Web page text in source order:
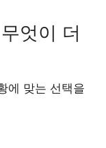
엇이 더
에 맞는 선택을